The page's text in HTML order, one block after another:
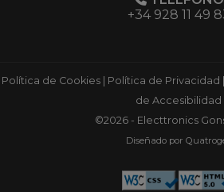
+34 928 11 49
Política de Cookies Política de Privacidad
de Accesibilidad
©2026 - Electtronics
Diseñado por